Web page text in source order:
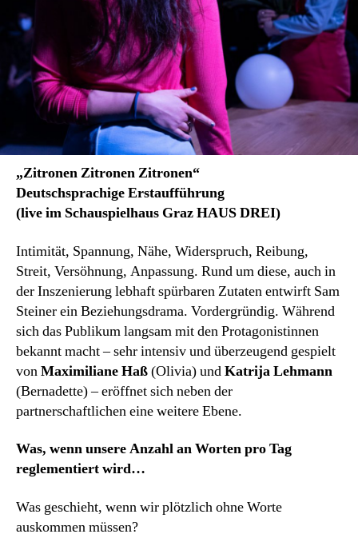
„Zitronen Zitronen Zitronen“
Deutschsprachige Erstaufführung
(live im Schauspielhaus Graz HAUS DREI)
Intimität, Spannung, Nähe, Widerspruch, Reibung,
Streit, Versöhnung, Anpassung. Rund um diese, auch in
der Inszenierung lebhaft spürbaren Zutaten entwirft Sam
Steiner ein Beziehungsdrama. Vordergründig. Während
sich das Publikum langsam mit den Protagonistinnen
bekannt macht – sehr intensiv und überzeugend gespielt
vonMaximiliane Haß(Olivia) undKatrija Lehmann
(Bernadette) – eröffnet sich neben der
partnerschaftlichen eine weitere Ebene.
Was, wenn unsere Anzahl an Worten pro Tag
reglementiert wird…
Was geschieht, wenn wir plötzlich ohne Worte
auskommen müssen?